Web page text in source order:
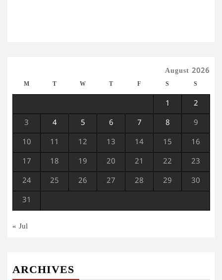
August 2026
M T W T F S S
1 2
3 4 5 6 7 8 9
10 11 12 13 14 15 16
17 18 19 20 21 22 23
24 25 26 27 28 29 30
31
« Jul
ARCHIVES